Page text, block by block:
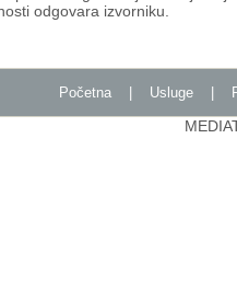
odgovara izvorniku.
Početna| Usluge|